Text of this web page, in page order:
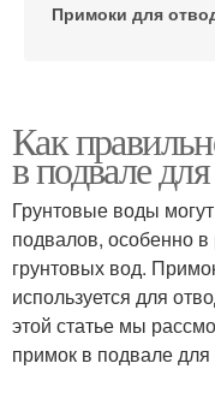
Примоки для
Как
в подвале
Грунтовые воды
подвалов, особенно
грунтовых вод.
используется для
этой статье мы
примок в подвале